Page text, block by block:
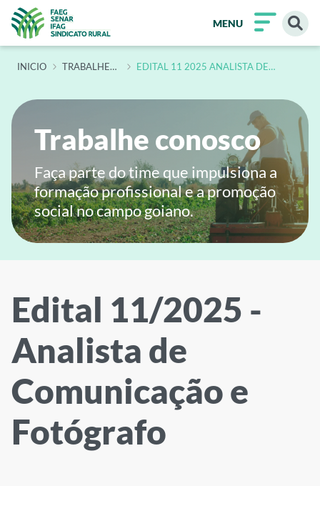
MENU
INÍCIO TRABALHE EDITAL 11 2025 ANALISTA DE
Trabalhe conosco
Faça parte do time que impulsiona a
formação profissional e a promoção
social no campo goiano.
Edital 11/2025 -
Analista de
Comunicação e
Fotógrafo